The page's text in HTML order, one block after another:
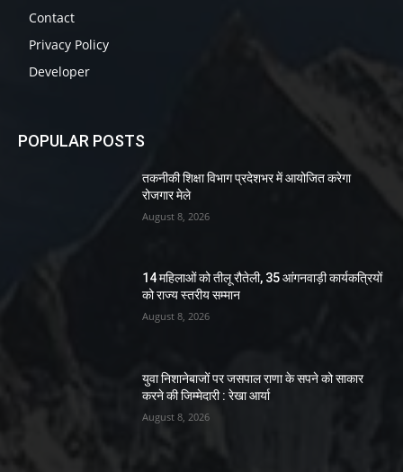
Contact
Privacy Policy
Developer
POPULAR POSTS
तकनीकी शिक्षा विभाग प्रदेशभर में आयोजित करेगा
रोजगार मेले
August 8, 2026
14 महिलाओं को तीलू रौतेली, 35 आंगनवाड़ी कार्यकत्रियों
को राज्य स्तरीय सम्मान
August 8, 2026
युवा निशानेबाजों पर जसपाल राणा के सपने को साकार
करने की जिम्मेदारी : रेखा आर्या
August 8, 2026